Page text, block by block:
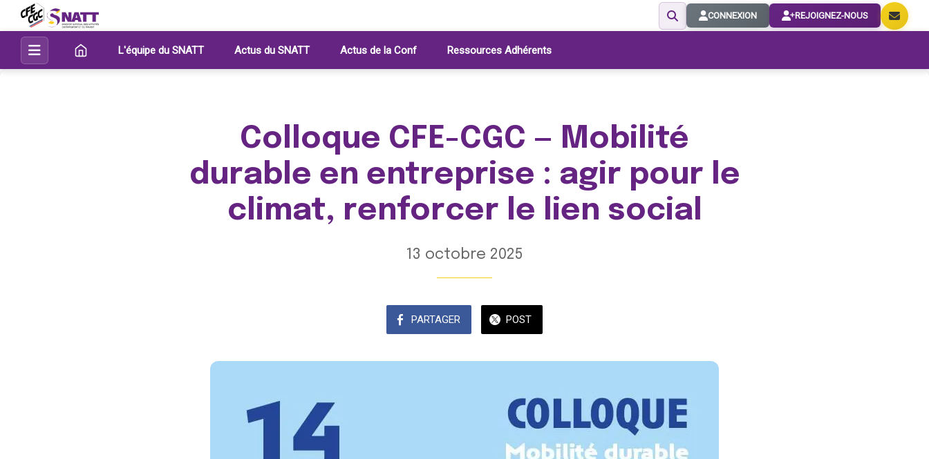
CONNEXION REJOIGNEZ-NOUS
L'équipe du SNATT Actus du SNATT Actus de la Conf Ressources Adhérents
Colloque CFE-CGC — Mobilité
durable en entreprise : agir pour le
climat, renforcer le lien social
13 octobre 2025
PARTAGER POST